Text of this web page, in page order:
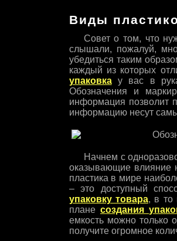
Виды
Совет о том, что
слышали, пожалуй,
убедиться таким
каждый из которых
упаковкау вас в
Обозначения и
информация позволит
информацию несут
Начнем с
оказывающие влияние
пластика в мире
– это доступный
упаковку товара, в то
плане создания
емкость можно только
получите огромное